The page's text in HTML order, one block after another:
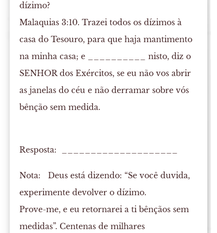
dízimo?
Malaquias 3:10. Trazei todos os dízimos à
casa do Tesouro, para que haja mantimento
na minha casa; e __________ nisto, diz o
SENHOR dos Exércitos, se eu não vos abrir
as janelas do céu e não derramar sobre vós
bênção sem medida.
Resposta: ____________________
Nota: Deus está dizendo: “Se você duvida,
experimente devolver o dízimo.
Prove-me, e eu retornarei a ti bênçãos sem
medidas”. Centenas de milhares